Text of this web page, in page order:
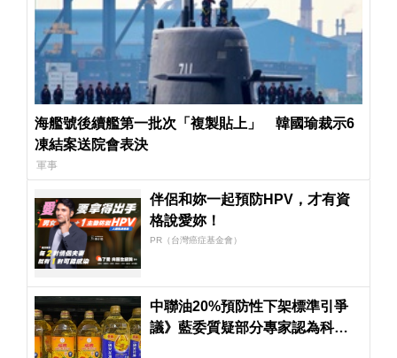
海艦號後續艦第一批次「複製貼上」 韓國瑜裁示6
凍結案送院會表決
軍事
伴侶和妳一起預防HPV，才有資
格說愛妳！
PR（台灣癌症基金會）
中聯油20%預防性下架標準引爭
議》藍委質疑部分專家認為科學